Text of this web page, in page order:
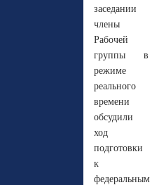
заседании
члены
Рабочей
группы в
режиме
реального
времени
обсудили
ход
подготовки
к
федеральным